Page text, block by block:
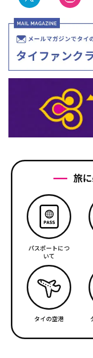
旅
パスポートにつ
いて
タイの空港